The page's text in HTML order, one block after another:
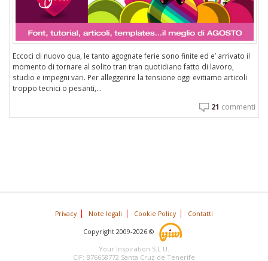
Eccoci di nuovo qua, le tanto agognate ferie sono finite ed e’ arrivato il
momento di tornare al solito tran tran quotidiano fatto di lavoro,
studio e impegni vari. Per alleggerire la tensione oggi evitiamo articoli
troppo tecnici o pesanti,...
21 commenti
Privacy Note legali Cookie Policy Contatti
Copyright 2009-2026 ©
Your Inspiration S.L.U.
CIF: B76658772 Santa Cruz de Tenerife